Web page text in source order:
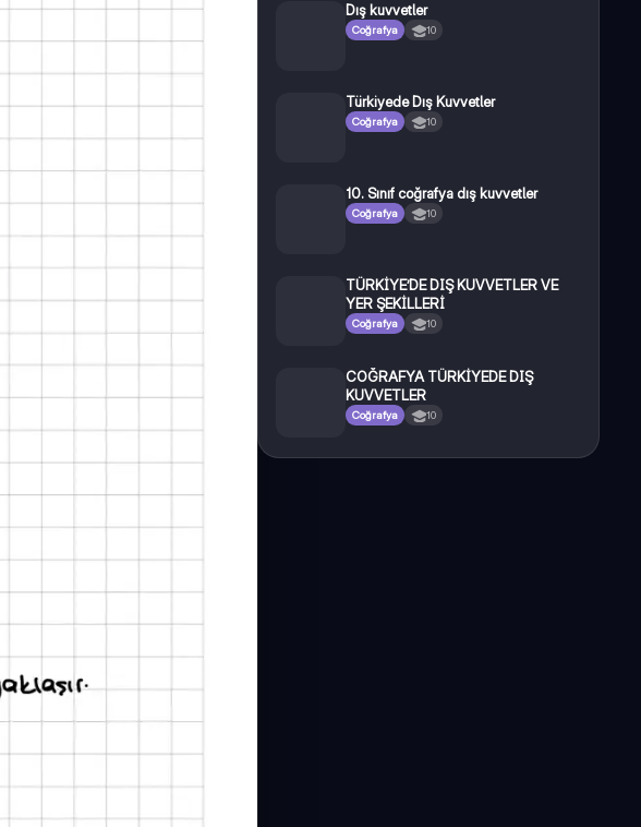
Dış kuvvetler
Coğrafya 10
Türkiyede Dış Kuvvetler
Coğrafya 10
10. Sınıf coğrafya dış kuvvetler
Coğrafya 10
TÜRKİYE’DE DIŞ KUVVETLER VE
YER ŞEKİLLERİ
Coğrafya 10
COĞRAFYA TÜRKİYEDE DIŞ
KUVVETLER
Coğrafya 10